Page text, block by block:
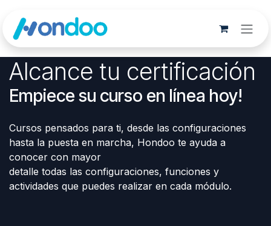
Alcance tu certificación
Empiece su curso en línea hoy!
Cursos pensados para ti, desde las configuraciones
hasta la puesta en marcha, Hondoo te ayuda a
conocer con mayor
detalle todas las configuraciones, funciones y
actividades que puedes realizar en cada módulo.